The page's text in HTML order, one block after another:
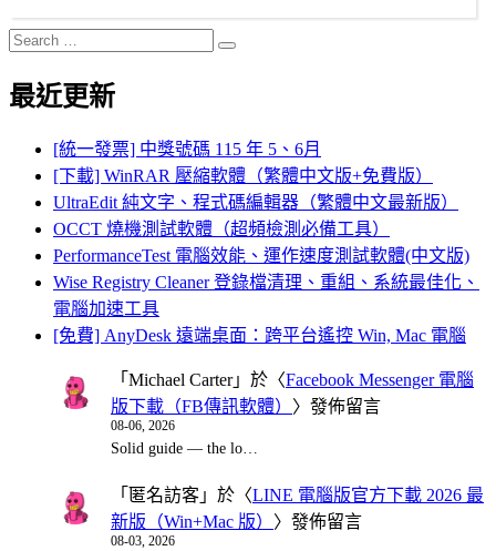
Search
for:
Search
最近更新
[統一發票] 中獎號碼 115 年 5、6月
[下載] WinRAR 壓縮軟體（繁體中文版+免費版）
UltraEdit 純文字、程式碼編輯器（繁體中文最新版）
OCCT 燒機測試軟體（超頻檢測必備工具）
PerformanceTest 電腦效能、運作速度測試軟體(中文版)
Wise Registry Cleaner 登錄檔清理、重組、系統最佳化、
電腦加速工具
[免費] AnyDesk 遠端桌面：跨平台遙控 Win, Mac 電腦
「 Michael Carter」於〈Facebook Messenger 電腦
版下載（FB傳訊軟體） 〉發佈留言
08-06, 2026
Solid guide — the lo…
「 匿名訪客 」於〈LINE 電腦版官方下載 2026 最
新版（Win+Mac 版） 〉發佈留言
08-03, 2026